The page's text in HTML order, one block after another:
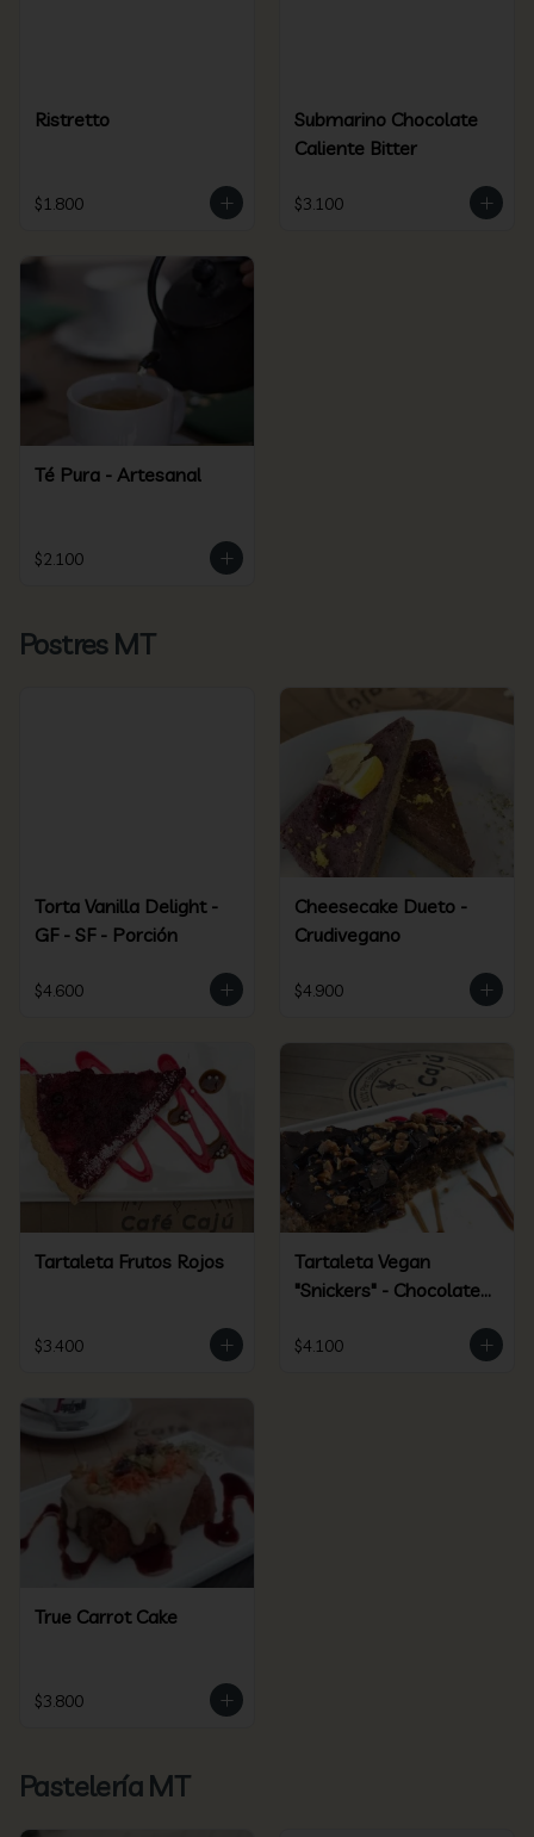
Ristretto
$1.800
Submarino Chocolate
Caliente Bitter
$3.100
Té Pura - Artesanal
$2.100
Postres MT
Torta Vanilla Delight -
GF - SF - Porción
$4.600
Cheesecake Dueto -
Crudivegano
$4.900
Tartaleta Frutos Rojos
$3.400
Tartaleta Vegan
"Snickers" - Chocolate /
$4.100
True Carrot Cake
$3.800
Pastelería MT